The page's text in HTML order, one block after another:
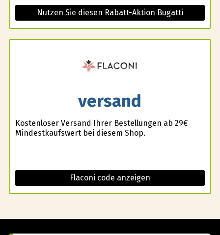
Nutzen Sie diesen Rabatt-Aktion Bugatti
versand
Kostenloser Versand Ihrer Bestellungen ab 29€
Mindestkaufswert bei diesem Shop.
Flaconi code anzeigen